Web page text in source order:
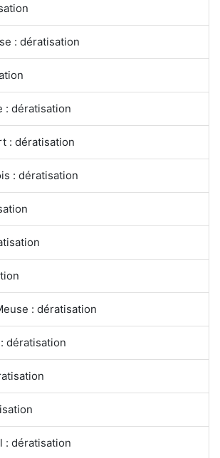
: dératisation
: dératisation
: dératisation
: dératisation
: dératisation
dératisation
: dératisation